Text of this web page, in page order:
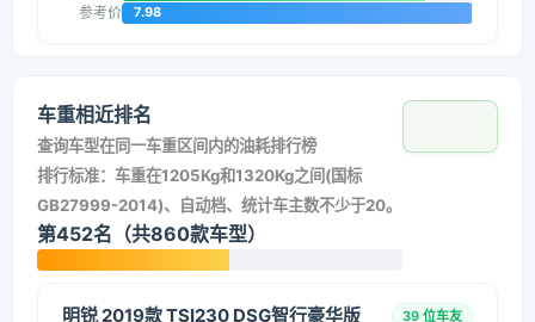
参考价 7.98
车重相近排名
查询车型在同一车重区间内的油耗排行榜
排行标准：车重在1205Kg和1320Kg之间(国标
GB27999-2014)、自动档、统计车主数不少于20。
第452名（共860款车型）
明锐 2019款 TSI230 DSG智行豪华版
39 位车友